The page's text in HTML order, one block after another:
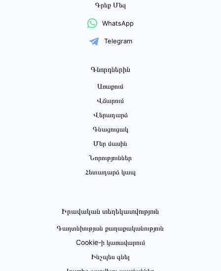
Գրեք Մեզ
WhatsApp
Telegram
Գնորդներին
Առաքում
Վճարում
Վերադարձ
Գնացուցակ
Մեր մասին
Նորություններ
Հետադարձ կապ
Իրավական տեղեկատվություն
Գաղտնիության քաղաքականություն
Cookie-ի կառավարում
Ինչպես գնել